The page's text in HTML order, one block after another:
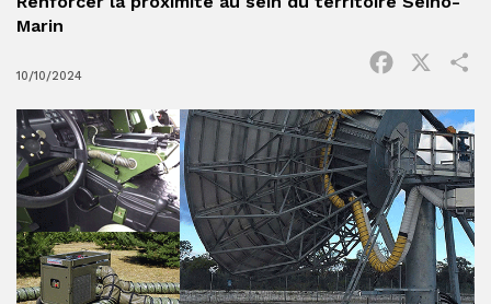
Marin
10/10/2024
Facebook